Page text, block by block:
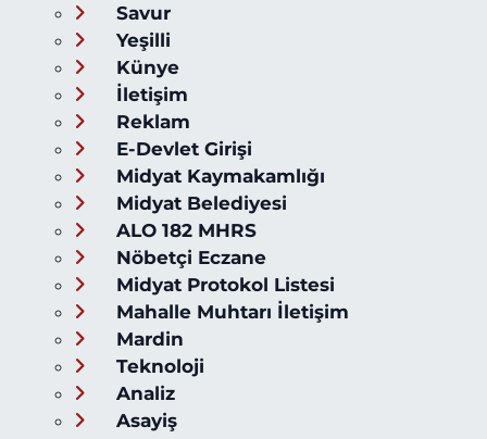
Savur
Yeşilli
Künye
İletişim
Reklam
E-Devlet Girişi
Midyat Kaymakamlığı
Midyat Belediyesi
ALO 182 MHRS
Nöbetçi Eczane
Midyat Protokol Listesi
Mahalle Muhtarı İletişim
Mardin
Teknoloji
Analiz
Asayiş